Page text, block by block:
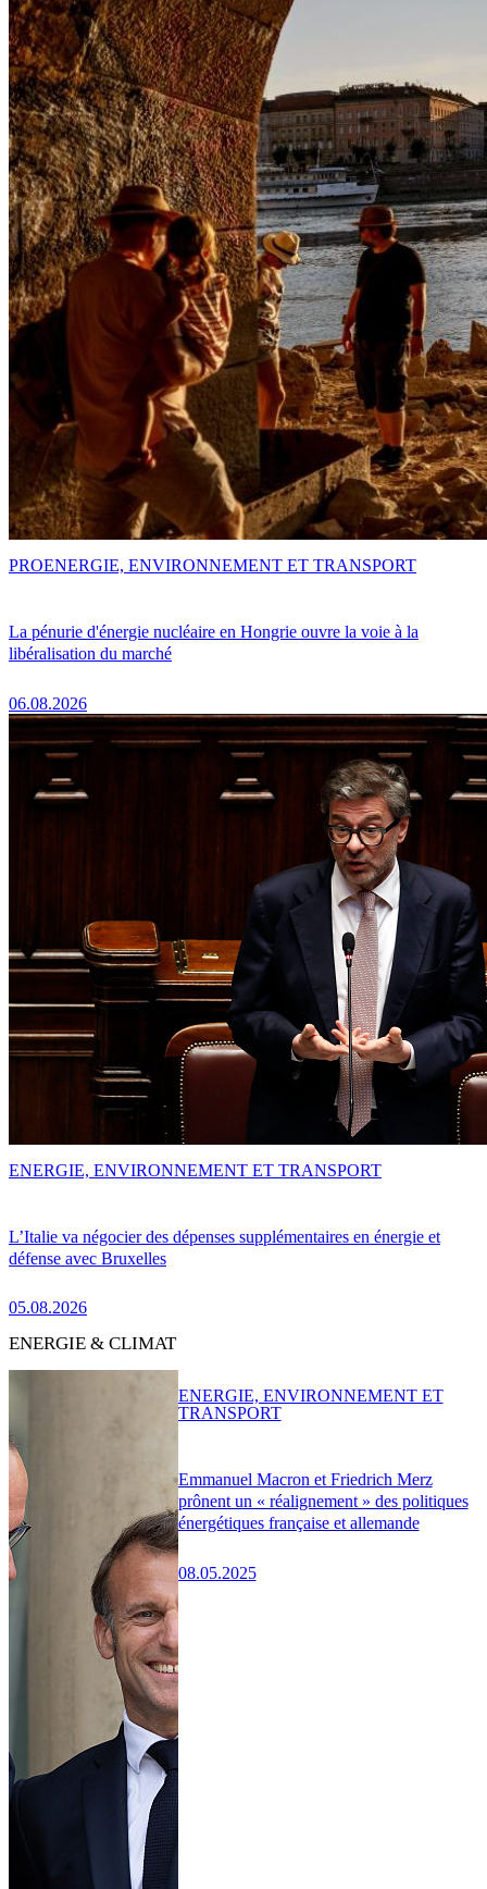
La pénurie d'énergie nucléaire en Hongrie ouvre la voie à la
libéralisation du marché
06.08.2026
PROENERGIE, ENVIRONNEMENT ET TRANSPORT
L’Italie va négocier des dépenses supplémentaires en énergie et
défense avec Bruxelles
05.08.2026
ENERGIE, ENVIRONNEMENT ET TRANSPORT
ENERGIE & CLIMAT
Emmanuel Macron et Friedrich Merz
prônent un « réalignement » des politiques
énergétiques française et allemande
08.05.2025
ENERGIE, ENVIRONNEMENT ET
TRANSPORT